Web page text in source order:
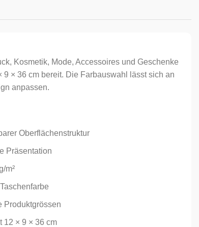
Kosmetik, Mode, Accessoires und Geschenke
× 36 cm bereit. Die Farbauswahl lässt sich an
anpassen.
Oberflächenstruktur
Präsentation
m²
Produktgrössen
12 × 9 × 36 cm